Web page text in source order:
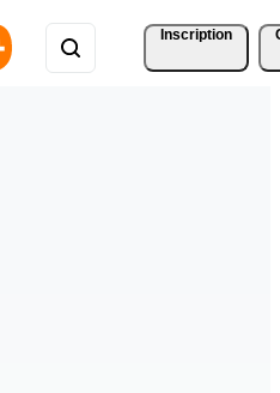
Inscription